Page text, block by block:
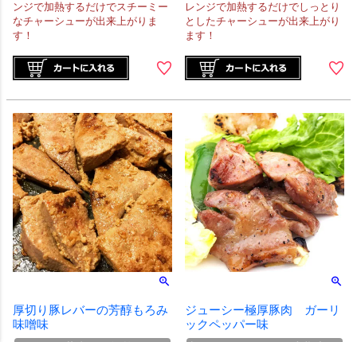
ンジで加熱するだけでスチーミー
なチャーシューが出来上がりま
す！
レンジで加熱するだけでしっとり
としたチャーシューが出来上がり
ます！
厚切り豚レバーの芳醇もろみ
味噌味
ジューシー極厚豚肉 ガーリ
ックペッパー味